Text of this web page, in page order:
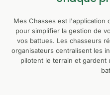
Mes Chasses est l'application
pour simplifier la gestion de
vos battues. Les chasseurs
organisateurs centralisent les
pilotent le terrain et gardent